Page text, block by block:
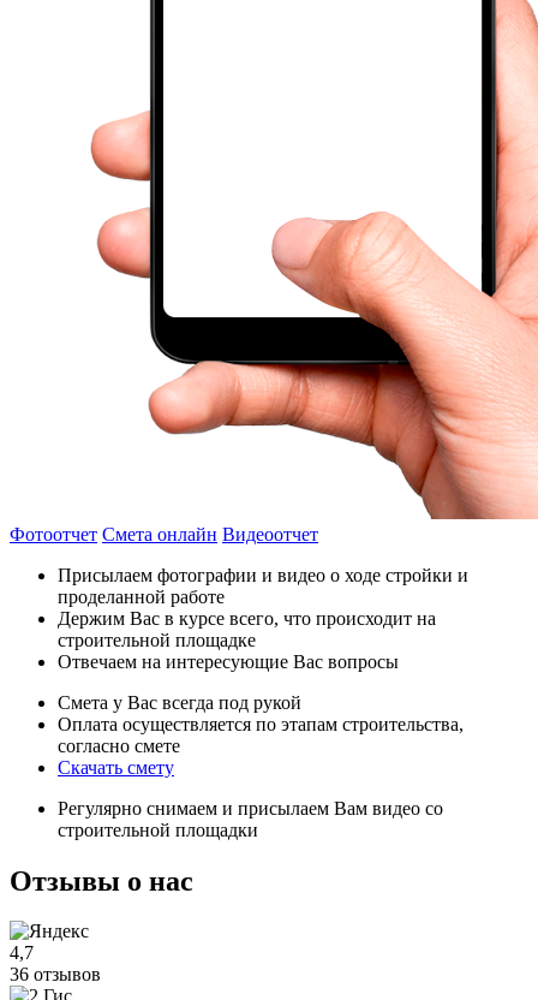
Фотоотчет Смета онлайн Видеоотчет
Присылаем фотографии и видео о ходе стройки и
проделанной работе
Держим Вас в курсе всего, что происходит на
строительной площадке
Отвечаем на интересующие Вас вопросы
Смета у Вас всегда под рукой
Оплата осуществляется по этапам строительства,
согласно смете
Скачать смету
Регулярно снимаем и присылаем Вам видео со
строительной площадки
Отзывы о нас
4,7
36 отзывов